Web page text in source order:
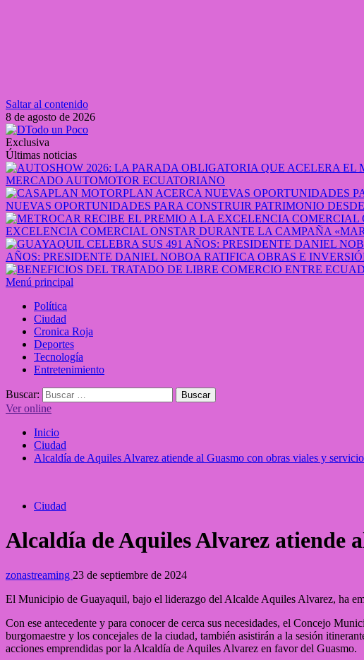
Saltar al contenido
8 de agosto de 2026
Exclusiva
Últimas noticias
MERCADO AUTOMOTOR ECUATORIANO
NUEVAS OPORTUNIDADES PARA CONSTRUIR PATRIMONIO
EXCELENCIA COMERCIAL ONSTAR DURANTE LA CAMPAÑA
AÑOS: PRESIDENTE DANIEL NOBOA RATIFICA OBRAS E
Menú principal
Política
Ciudad
Cronica Roja
Deportes
Tecnología
Entretenimiento
Buscar:
Ver online
Inicio
Ciudad
Alcaldía de Aquiles Alvarez atiende al Guasmo con obras viales y
Ciudad
Alcaldía de Aquiles Alvarez atiende
zonastreaming 23 de septiembre de 2024
El Municipio de Guayaquil, bajo el liderazgo del Alcalde Aquiles Alvarez, ha
Con ese antecedente y para conocer de cerca sus necesidades, el Concejo
burgomaestre y los concejales de la ciudad, también asistirán a la sesión
acciones emprendidas por la Alcaldía de Aquiles Alvarez en favor del Guasmo.